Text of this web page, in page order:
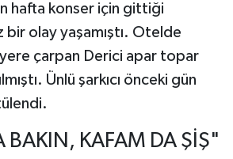
hafta konser için gittiği
olay yaşamıştı. Otelde
yere çarpan Derici apar topar
Ünlü şarkıcı önceki gün
BAKIN, KAFAM DA ŞİŞ"